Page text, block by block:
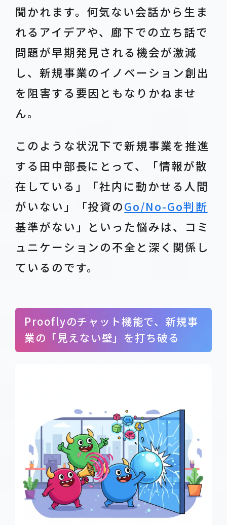
聞かれます。何気ない会話から生ま
れるアイデアや、廊下での立ち話で
問題が早期発見される機会が激減
し、新規事業のイノベーション創出
を阻害する要因ともなりかねませ
ん。
このような状況下で新規事業を推進
する田中部長にとって、「情報が散
在している」「社内に動かせる人間
がいない」「投資のGo/No-Go判断
基準がない」といった悩みは、コミ
ュニケーションの不全と深く関係し
ているのです。
Prooflyのチャット機能で、新規事
業の「見えない壁」を打ち破る